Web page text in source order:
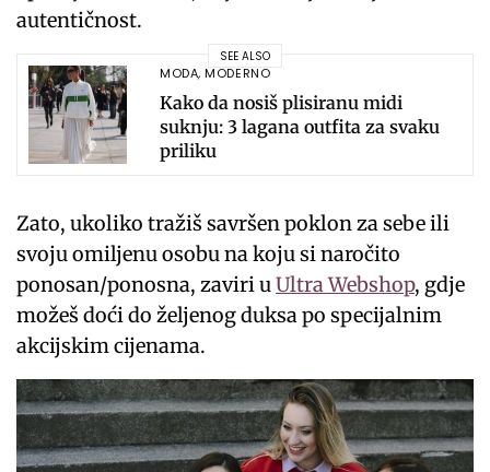
autentičnost.
SEE ALSO
MODA,MODERNO
Kako da nosiš plisiranu midi
suknju: 3 lagana outfita za svaku
priliku
Zato, ukoliko tražiš savršen poklon za sebe ili
svoju omiljenu osobu na koju si naročito
ponosan/ponosna, zaviri uUltra Webshop, gdje
možeš doći do željenog duksa po specijalnim
akcijskim cijenama.